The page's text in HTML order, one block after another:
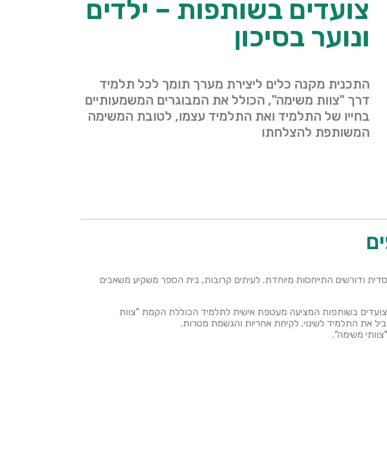
צועדים בשותפות – ילדים
ונוער בסיכון
התכנית מקנה כלים ליצירת מערך תומך לכל תלמיד
דרך "צוות משימה", הכולל את המבוגרים המשמעותיים
בחייו של התלמיד ואת התלמיד עצמו, לטובת המשימה
המשותפת להצלחתו
ודורשים התייחסות מיוחדת. לעיתים קרובות, בית הספר משקיע משאבים
בשותפות המציעה מעטפת אישית לתלמיד הכוללת הקמת "צוות
את התלמיד לשינוי, לקיחת אחריות והגשמת מטרות.
משימה".